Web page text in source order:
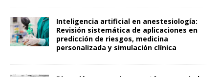
Inteligencia artificial en anestesiología:
Revisión sistemática de aplicaciones en
predicción de riesgos, medicina
personalizada y simulación clínica